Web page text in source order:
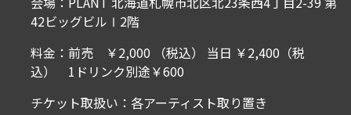
42ビッグビルⅠ2階
料金：前売 ￥2,000 （税込） 当日 ￥2,400（税
込） 1ドリンク別途￥600
チケット取扱い：各アーティスト取り置き